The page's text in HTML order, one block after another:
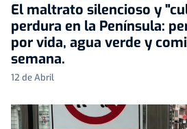
El maltrato silencioso y
perdura en la Península:
por vida, agua verde y
semana.
12 de Abril